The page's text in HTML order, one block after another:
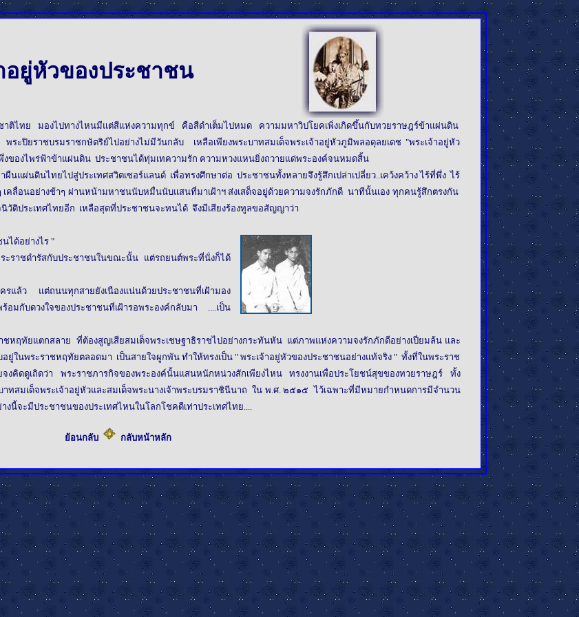
อยู่หัวของประชาชน
าติไทย มองไปทางไหนมีแต่สีแห่งความทุกข์ คือสีดำเต็มไปหมด ความมหาวิปโยคเพิ่งเกิดขึ้นกับทวยราษฎร์ข้าแผ่นดิน
ระปิยราชบรมราชกษัตริย์ไปอย่างไม่มีวันกลับ เหลือเพียงพระบาทสมเด็จพระเจ้าอยู่หัวภูมิพลอดุลยเดช "พระเจ้าอยู่หัว
งของไพร่ฟ้าข้าแผ่นดิน ประชาชนได้ทุ่มเทความรัก ความหวงแหนยิ่งถวายแด่พระองค์จนหมดสิ้น
นดินไทยไปสู่ประเทศสวิตเซอร์แลนด์ เพื่อทรงศึกษาต่อ ประชาชนทั้งหลายจึงรู้สึกเปล่าเปลี่ยว..เคว้งคว้าง ไร้ที่พึ่ง ไร้
ลื่อนอย่างช้าๆ ผ่านหน้ามหาชนนับหมื่นนับแสนที่มาเฝ้าฯ ส่งเสด็จอยู่ด้วยความจงรักภักดี นาทีนั้นเอง ทุกคนรู้สึกตรงกัน
นิวัติประเทศไทยอีก เหลือสุดที่ประชาชนจะทนได้ จึงมีเสียงร้องทูลขอสัญญาว่า
ได้อย่างไร "
ชดำรัสกับประชาชนในขณะนั้น แต่รถยนต์พระที่นั่งก็ได้
ถนนทุกสายยังเนืองแน่นด้วยประชาชนที่เฝ้ามอง
มกับดวงใจของประชาชนที่เฝ้ารอพระองค์กลับมา ....เป็น
ชหฤทัยแตกสลาย ที่ต้องสูญเสียสมเด็จพระเชษฐาธิราชไปอย่างกระทันหัน แต่ภาพแห่งความจงรักภักดีอย่างเปี่ยมล้น และ
ในพระราชหฤทัยตลอดมา เป็นสายใจผูกพัน ทำให้ทรงเป็น " พระเจ้าอยู่หัวของประชาชนอย่างแท้จริง " ทั้งที่ในพระราช
งคิดดูเถิดว่า พระราชภารกิจของพระองค์นั้นแสนหนักหน่วงสักเพียงไหน ทรงงานเพื่อประโยชน์สุขของทวยราษฎร์ ทั้ง
ทสมเด็จพระเจ้าอยู่หัวและสมเด็จพระนางเจ้าพระบรมราชินีนาถ ใน พ.ศ. ๒๕๑๕ ไว้เฉพาะที่มีหมายกำหนดการมีจำนวน
งนี้จะมีประชาชนของประเทศไหนในโลกโชคดีเท่าประเทศไทย....
ย้อนกลับ กลับหน้าหลัก